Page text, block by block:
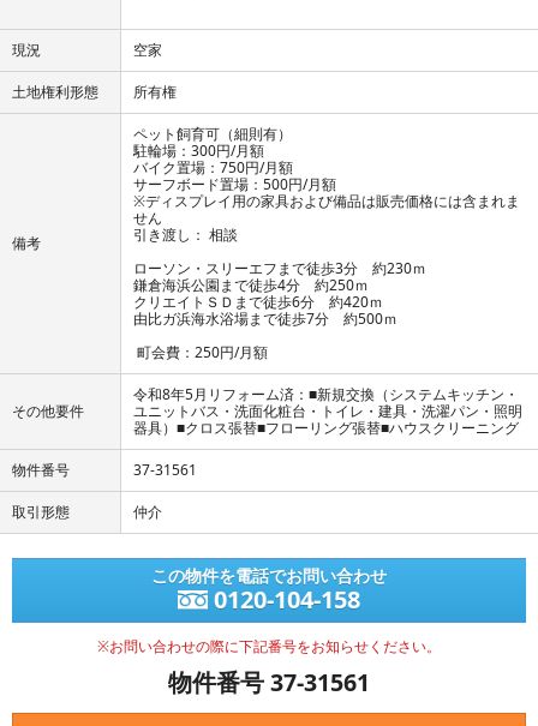
現況 空家
土地権利形態 所有権
備考
ペット飼育可（細則有）
駐輪場：300円/月額
バイク置場：750円/月額
サーフボード置場：500円/月額
※ディスプレイ用の家具および備品は販売価格には含まれま
せん
引き渡し： 相談
ローソン・スリーエフまで徒歩3分 約230ｍ
鎌倉海浜公園まで徒歩4分 約250ｍ
クリエイトＳＤまで徒歩6分 約420ｍ
由比ガ浜海水浴場まで徒歩7分 約500ｍ
町会費：250円/月額
その他要件
令和8年5月リフォーム済：■新規交換（システムキッチン・
ユニットバス・洗面化粧台・トイレ・建具・洗濯パン・照明
器具）■クロス張替■フローリング張替■ハウスクリーニング
物件番号 37-31561
取引形態 仲介
この物件を電話でお問い合わせ
0120-104-158
※お問い合わせの際に下記番号をお知らせください。
物件番号 37-31561